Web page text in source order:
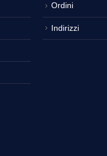
Ordini
Indirizzi